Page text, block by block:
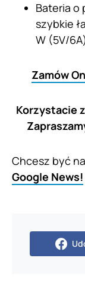
Bateria o
szybkie
W (5V/
Zamów
Korzystacie
Chcesz być
Google News!